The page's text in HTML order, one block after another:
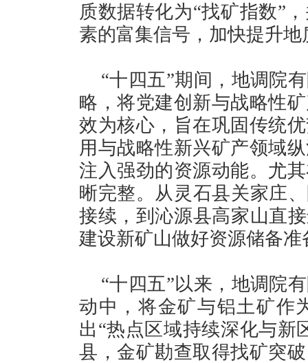
质数据转化为“找矿指数”
素的富集信号，加快提升
“十四五”期间，地调院
略，将党建创新与战略性
效为核心，旨在巩固传统
用与战略性新兴矿产领域
注入强劲的资源动能。尤
晰完整。从灵石县关家庄
接续，到沁源县高家山直
建设新矿山做好资源储备准
“十四五”以来，地调院
动中，将金矿与铝土矿作
出“热点区域持续深化与新
县，金矿勘查取得找矿突